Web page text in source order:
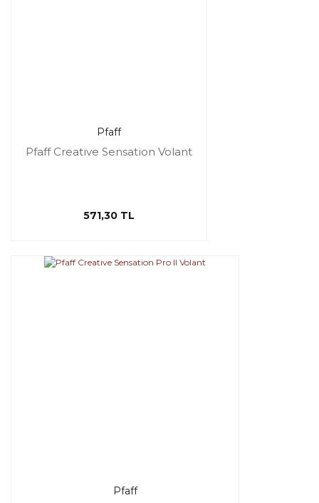
Pfaff
Pfaff Creative Sensation Volant
571,30 TL
Pfaff